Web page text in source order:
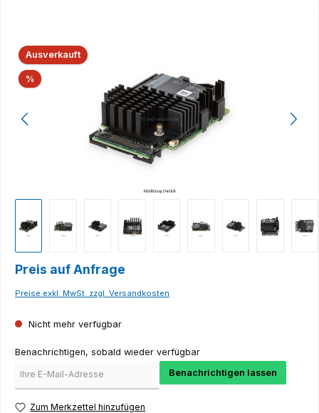
Bildergalerie überspringen
Ausverkauft
% Rabatt
Preis auf Anfrage
Preise exkl. MwSt. zzgl. Versandkosten
Nicht mehr verfügbar
Benachrichtigen, sobald wieder verfügbar
Benachrichtigen lassen
Zum Merkzettel hinzufügen